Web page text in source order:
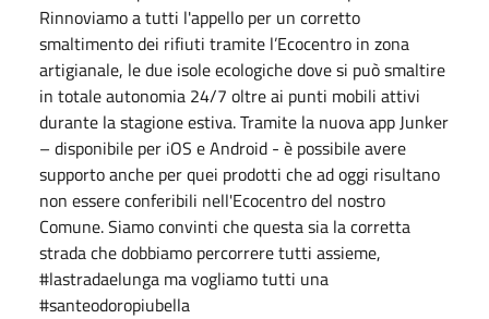
Rinnoviamo a tutti l'appello per un corretto
smaltimento dei rifiuti tramite l’Ecocentro in zona
artigianale, le due isole ecologiche dove si può smaltire
in totale autonomia 24/7 oltre ai punti mobili attivi
durante la stagione estiva. Tramite la nuova app Junker
– disponibile per iOS e Android - è possibile avere
supporto anche per quei prodotti che ad oggi risultano
non essere conferibili nell'Ecocentro del nostro
Comune. Siamo convinti che questa sia la corretta
strada che dobbiamo percorrere tutti assieme,
#lastradaelunga ma vogliamo tutti una
#santeodoropiubella